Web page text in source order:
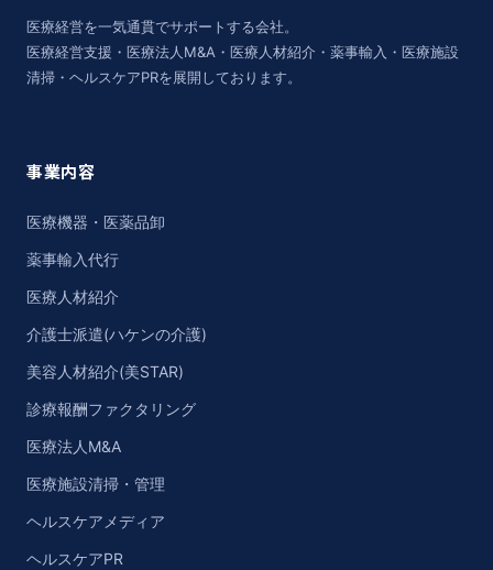
医療経営を一気通貫でサポートする会社。
医療経営支援・医療法人M&A・医療人材紹介・薬事輸入・医療施設
清掃・ヘルスケアPRを展開しております。
事業内容
医療機器・医薬品卸
薬事輸入代行
医療人材紹介
介護士派遣(ハケンの介護)
美容人材紹介(美STAR)
診療報酬ファクタリング
医療法人M&A
医療施設清掃・管理
ヘルスケアメディア
ヘルスケアPR